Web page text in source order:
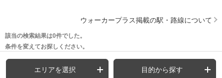
ウォーカープラス掲載の駅・路線について
該当の検索結果は0件でした。
条件を変えてお探しください。
エリアを選択 目的から探す